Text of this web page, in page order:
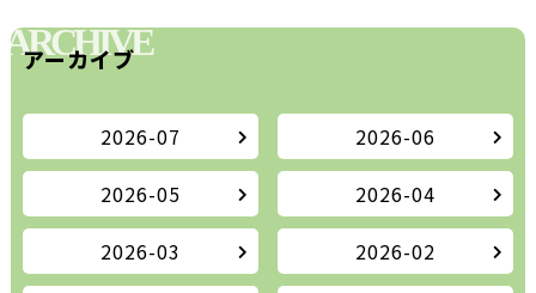
ARCHIVE
アーカイブ
2026-07
2026-06
2026-05
2026-04
2026-03
2026-02